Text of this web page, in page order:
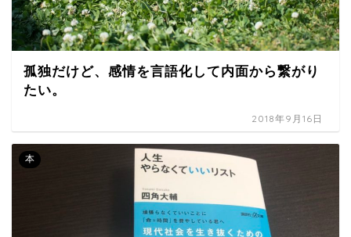
孤独だけど、感情を言語化して内面から繋がり
たい。
2018年9月16日
本